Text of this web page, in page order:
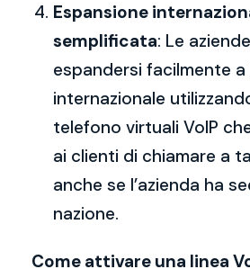
Espansione
semplificata: Le
espandersi facilmente a
internazionale
telefono virtuali VoIP
ai clienti di chiamare a
anche se l’azienda ha
nazione.
Come attivare una linea